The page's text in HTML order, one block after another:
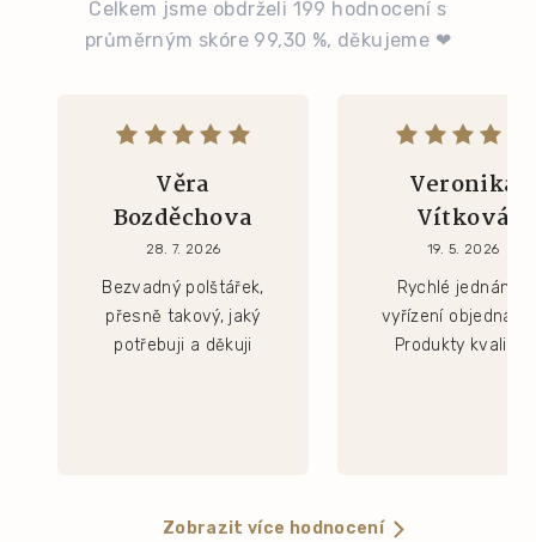
Celkem jsme obdrželi 199 hodnocení s
průměrným skóre 99,30 %, děkujeme ❤
Věra
Bozděchova
28. 7. 2026
Bezvadný polštářek,
přesně takový, jaký
potřebuji a děkuji
Veronika
Vítková
19. 5. 2026
Rychlé jednání a
vyřízení
Produkty kvalitní.
Zobrazit více hodnocení